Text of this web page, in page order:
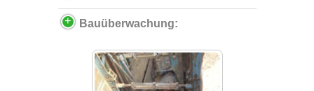
Bauüberwachung: